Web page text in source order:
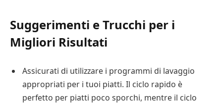
Suggerimenti e Trucchi per i
Migliori Risultati
Assicurati di utilizzare i programmi di lavaggio
appropriati per i tuoi piatti. Il ciclo rapido è
perfetto per piatti poco sporchi, mentre il ciclo